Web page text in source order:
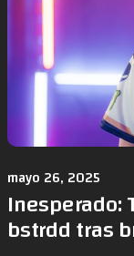
mayo 26, 2025
Inesperado:
bstrdd tras